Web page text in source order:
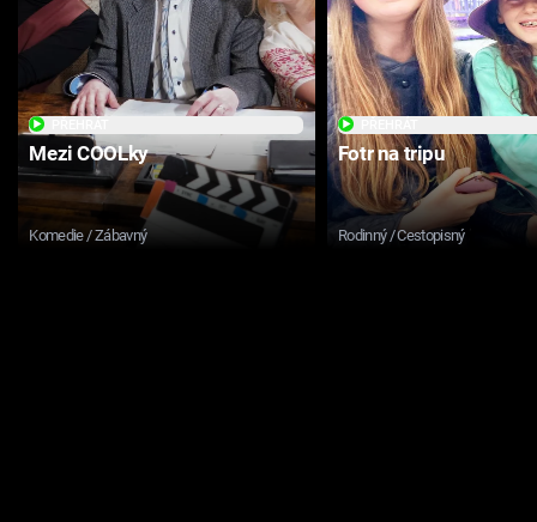
Mezi COOLky
Komedie / Zábavný
Fotr na tripu
Rodinný / Cestopisný